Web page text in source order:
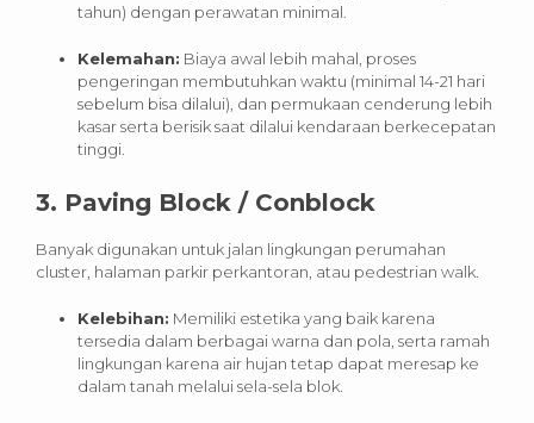
tahun) dengan perawatan minimal.
Kelemahan: Biaya awal lebih mahal, proses
pengeringan membutuhkan waktu (minimal 14-21 hari
sebelum bisa dilalui), dan permukaan cenderung lebih
kasar serta berisik saat dilalui kendaraan berkecepatan
tinggi.
3. Paving Block / Conblock
Banyak digunakan untuk jalan lingkungan perumahan
cluster, halaman parkir perkantoran, atau pedestrian walk.
Kelebihan: Memiliki estetika yang baik karena
tersedia dalam berbagai warna dan pola, serta ramah
lingkungan karena air hujan tetap dapat meresap ke
dalam tanah melalui sela-sela blok.